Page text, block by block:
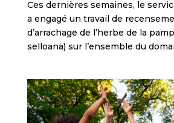
Ces dernières semaines, le
a engagé un travail de
d’arrachage de l’herbe de la
selloana) sur l’ensemble du